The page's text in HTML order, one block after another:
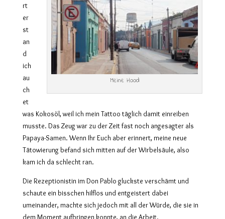
Meine Hood
rt
er
st
an
d
ich
au
ch
et
was Kokosöl, weil ich mein Tattoo täglich damit einreiben
musste. Das Zeug war zu der Zeit fast noch angesagter als
Papaya-Samen. Wenn Ihr Euch aber erinnert, meine neue
Tätowierung befand sich mitten auf der Wirbelsäule, also
kam ich da schlecht ran.
Die Rezeptionistin im Don Pablo gluckste verschämt und
schaute ein bisschen hilflos und entgeistert dabei
umeinander, machte sich jedoch mit all der Würde, die sie in
dem Moment aufbringen konnte, an die Arbeit.